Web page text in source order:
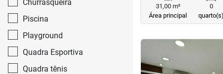
Churrasqueira
Piscina
Playground
Quadra Esportiva
Quadra tênis
31,00 m²
Área principal
0
quarto(s)
<